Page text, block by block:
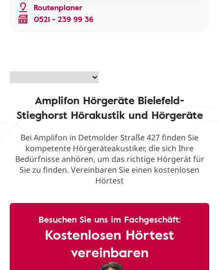
Routenplaner
0521 - 239 99 36
Amplifon Hörgeräte Bielefeld-
Stieghorst Hörakustik und Hörgeräte
Bei Amplifon in Detmolder Straße 427 finden Sie
kompetente Hörgeräteakustiker, die sich Ihre
Bedürfnisse anhören, um das richtige Hörgerät für
Sie zu finden. Vereinbaren Sie einen kostenlosen
Hörtest
Besuchen Sie uns im Fachgeschäft:
Kostenlosen Hörtest
vereinbaren